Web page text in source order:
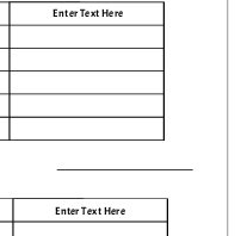
Enter Text Here
Enter Text Here